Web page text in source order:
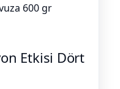
600 gr
Etkisi Dört